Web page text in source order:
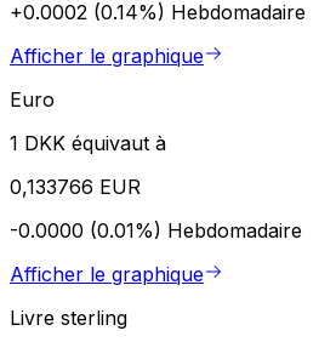
+0.0002 (0.14%) Hebdomadaire
Afficher le graphique
Euro
1 DKK équivaut à
0,133766 EUR
-0.0000 (0.01%) Hebdomadaire
Afficher le graphique
Livre sterling